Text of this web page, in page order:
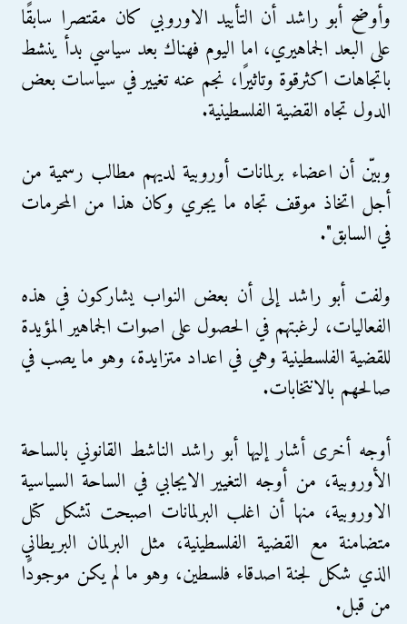
وأوضح أبو راشد أن التأييد الاوروبي كان مقتصرا سابقًا
على البعد الجماهيري، اما اليوم فهناك بعد سياسي بدأ ينشط
باتجاهات اكثرقوة وتاثيرًا، نجم عنه تغيير في سياسات بعض
الدول تجاه القضية الفلسطينية.
وبيّن أن اعضاء برلمانات أوروبية لديهم مطالب رسمية من
أجل اتخاذ موقف تجاه ما يجري وكان هذا من المحرمات
في السابق".
ولفت أبو راشد إلى أن بعض النواب يشاركون في هذه
الفعاليات، لرغبتهم في الحصول على اصوات الجماهير المؤيدة
للقضية الفلسطينية وهي في اعداد متزايدة، وهو ما يصب في
صالحهم بالانتخابات.
أوجه أخرى أشار إليها أبو راشد الناشط القانوني بالساحة
الأوروبية، من أوجه التغيير الايجابي في الساحة السياسية
الاوروبية، منها أن اغلب البرلمانات اصبحت تشكل كتل
متضامنة مع القضية الفلسطينية، مثل البرلمان البريطاني
الذي شكل لجنة اصدقاء فلسطين، وهو ما لم يكن موجودًا
من قبل.